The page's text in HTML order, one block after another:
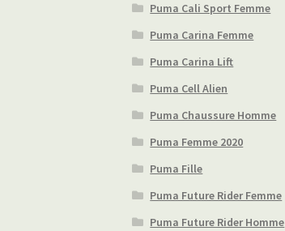
Puma Cali Sport Femme
Puma Carina Femme
Puma Carina Lift
Puma Cell Alien
Puma Chaussure Homme
Puma Femme 2020
Puma Fille
Puma Future Rider Femme
Puma Future Rider Homme